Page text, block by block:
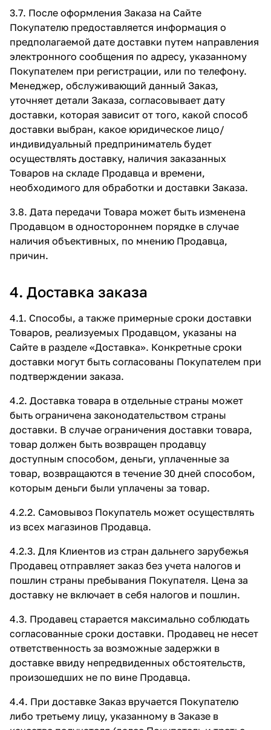
3.7. После оформления Заказа на Сайте
Покупателю предоставляется информация о
предполагаемой дате доставки путем направления
электронного сообщения по адресу, указанному
Покупателем при регистрации, или по телефону.
Менеджер, обслуживающий данный Заказ,
уточняет детали Заказа, согласовывает дату
доставки, которая зависит от того, какой способ
доставки выбран, какое юридическое лицо/
индивидуальный предприниматель будет
осуществлять доставку, наличия заказанных
Товаров на складе Продавца и времени,
необходимого для обработки и доставки Заказа.
3.8. Дата передачи Товара может быть изменена
Продавцом в одностороннем порядке в случае
наличия объективных, по мнению Продавца,
причин.
4. Доставка заказа
4.1. Способы, а также примерные сроки доставки
Товаров, реализуемых Продавцом, указаны на
Сайте в разделе «Доставка». Конкретные сроки
доставки могут быть согласованы Покупателем при
подтверждении заказа.
4.2. Доставка товара в отдельные страны может
быть ограничена законодательством страны
доставки. В случае ограничения доставки товара,
товар должен быть возвращен продавцу
доступным способом, деньги, уплаченные за
товар, возвращаются в течение 30 дней способом,
которым деньги были уплачены за товар.
4.2.2. Самовывоз Покупатель может осуществлять
из всех магазинов Продавца.
4.2.3. Для Клиентов из стран дальнего зарубежья
Продавец отправляет заказ без учета налогов и
пошлин страны пребывания Покупателя. Цена за
доставку не включает в себя налогов и пошлин.
4.3. Продавец старается максимально соблюдать
согласованные сроки доставки. Продавец не несет
ответственность за возможные задержки в
доставке ввиду непредвиденных обстоятельств,
произошедших не по вине Продавца.
4.4. При доставке Заказ вручается Покупателю
либо третьему лицу, указанному в Заказе в